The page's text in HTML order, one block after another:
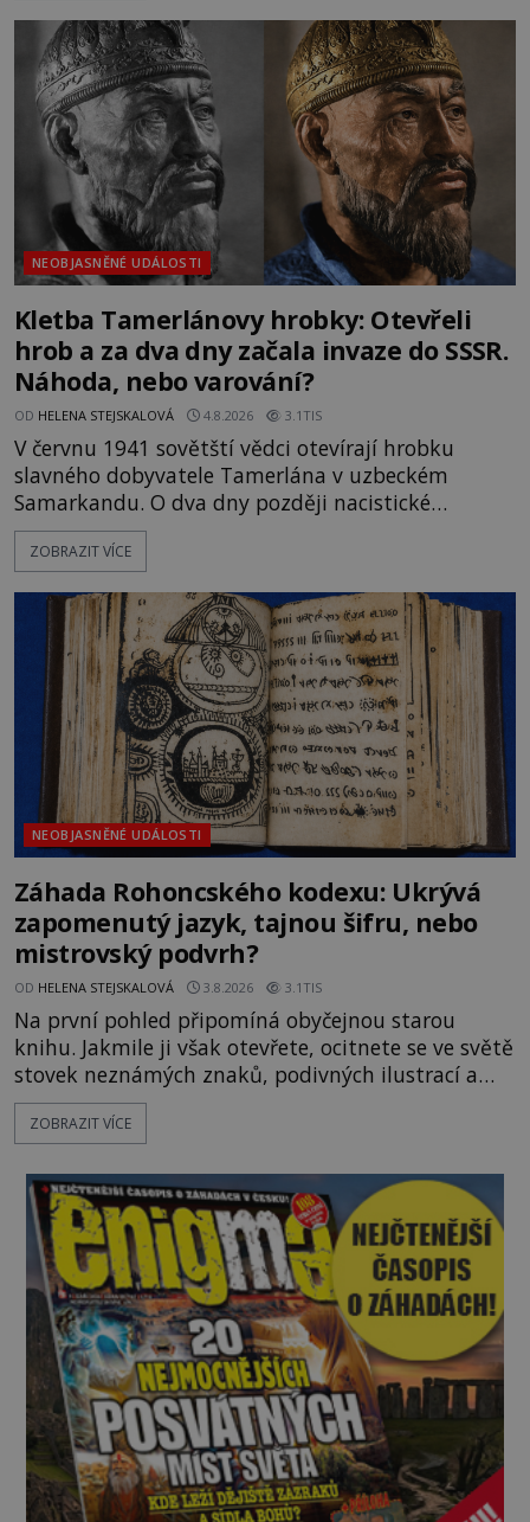
mezi vůdce protihusitského boje. Za manželku má
skutečně jistou
NEOBJASNĚNÉ UDÁLOSTI
Kletba Tamerlánovy hrobky: Otevřeli
hrob a za dva dny začala invaze do SSSR.
Náhoda, nebo varování?
OD HELENA STEJSKALOVÁ 4.8.2026 3.1TIS
V červnu 1941 sovětští vědci otevírají hrobku
slavného dobyvatele Tamerlána v uzbeckém
Samarkandu. O dva dny později nacistické
Německo zahajuje operaci Barbarossa a napadá
Sovětský svaz. Shoda dat je natolik zarážející, že se
na legendě něco pravdy, nebo jde jen o fascinující
souhru okolností? Když antropolog Michail
Gerasimov (1907-1970) a
ZOBRAZIT VÍCE
NEOBJASNĚNÉ UDÁLOSTI
Záhada Rohoncského kodexu: Ukrývá
zapomenutý jazyk, tajnou šifru, nebo
mistrovský podvrh?
OD HELENA STEJSKALOVÁ 3.8.2026 3.1TIS
Na první pohled připomíná obyčejnou starou
knihu. Jakmile ji však otevřete, ocitnete se ve světě
stovek neznámých znaků, podivných ilustrací a
textu, který už téměř dvě století vzdoruje všem
pokusům o rozluštění. Rohoncský kodex patří mezi
jistotou neví, kdo jej napsal, kdy vznikl ani co
vlastně vypráví. Rohoncský kodex se poprvé
objevuje v roce
ZOBRAZIT VÍCE